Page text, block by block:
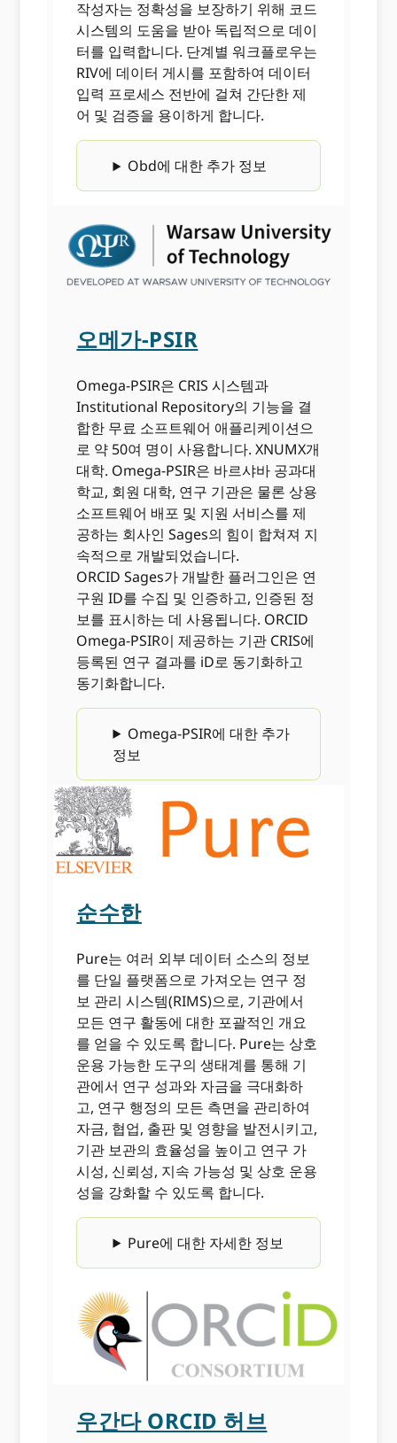
작성자는 정확성을 보장하기 위해 코드
시스템의 도움을 받아 독립적으로 데이
터를 입력합니다. 단계별 워크플로우는
RIV에 데이터 게시를 포함하여 데이터
입력 프로세스 전반에 걸쳐 간단한 제
어 및 검증을 용이하게 합니다.
Obd에 대한 추가 정보
오메가-PSIR
Omega-PSIR은 CRIS 시스템과
Institutional Repository의 기능을 결
합한 무료 소프트웨어 애플리케이션으
로 약 50여 명이 사용합니다. XNUMX개
대학. Omega-PSIR은 바르샤바 공과대
학교, 회원 대학, 연구 기관은 물론 상용
소프트웨어 배포 및 지원 서비스를 제
공하는 회사인 Sages의 힘이 합쳐져 지
속적으로 개발되었습니다.
ORCID Sages가 개발한 플러그인은 연
구원 ID를 수집 및 인증하고, 인증된 정
보를 표시하는 데 사용됩니다. ORCID
Omega-PSIR이 제공하는 기관 CRIS에
등록된 연구 결과를 iD로 동기화하고
동기화합니다.
Omega-PSIR에 대한 추가
정보
순수한
Pure는 여러 외부 데이터 소스의 정보
를 단일 플랫폼으로 가져오는 연구 정
보 관리 시스템(RIMS)으로, 기관에서
모든 연구 활동에 대한 포괄적인 개요
를 얻을 수 있도록 합니다. Pure는 상호
운용 가능한 도구의 생태계를 통해 기
관에서 연구 성과와 자금을 극대화하
고, 연구 행정의 모든 측면을 관리하여
자금, 협업, 출판 및 영향을 발전시키고,
기관 보관의 효율성을 높이고 연구 가
시성, 신뢰성, 지속 가능성 및 상호 운용
성을 강화할 수 있도록 합니다.
Pure에 대한 자세한 정보
우간다 ORCID 허브